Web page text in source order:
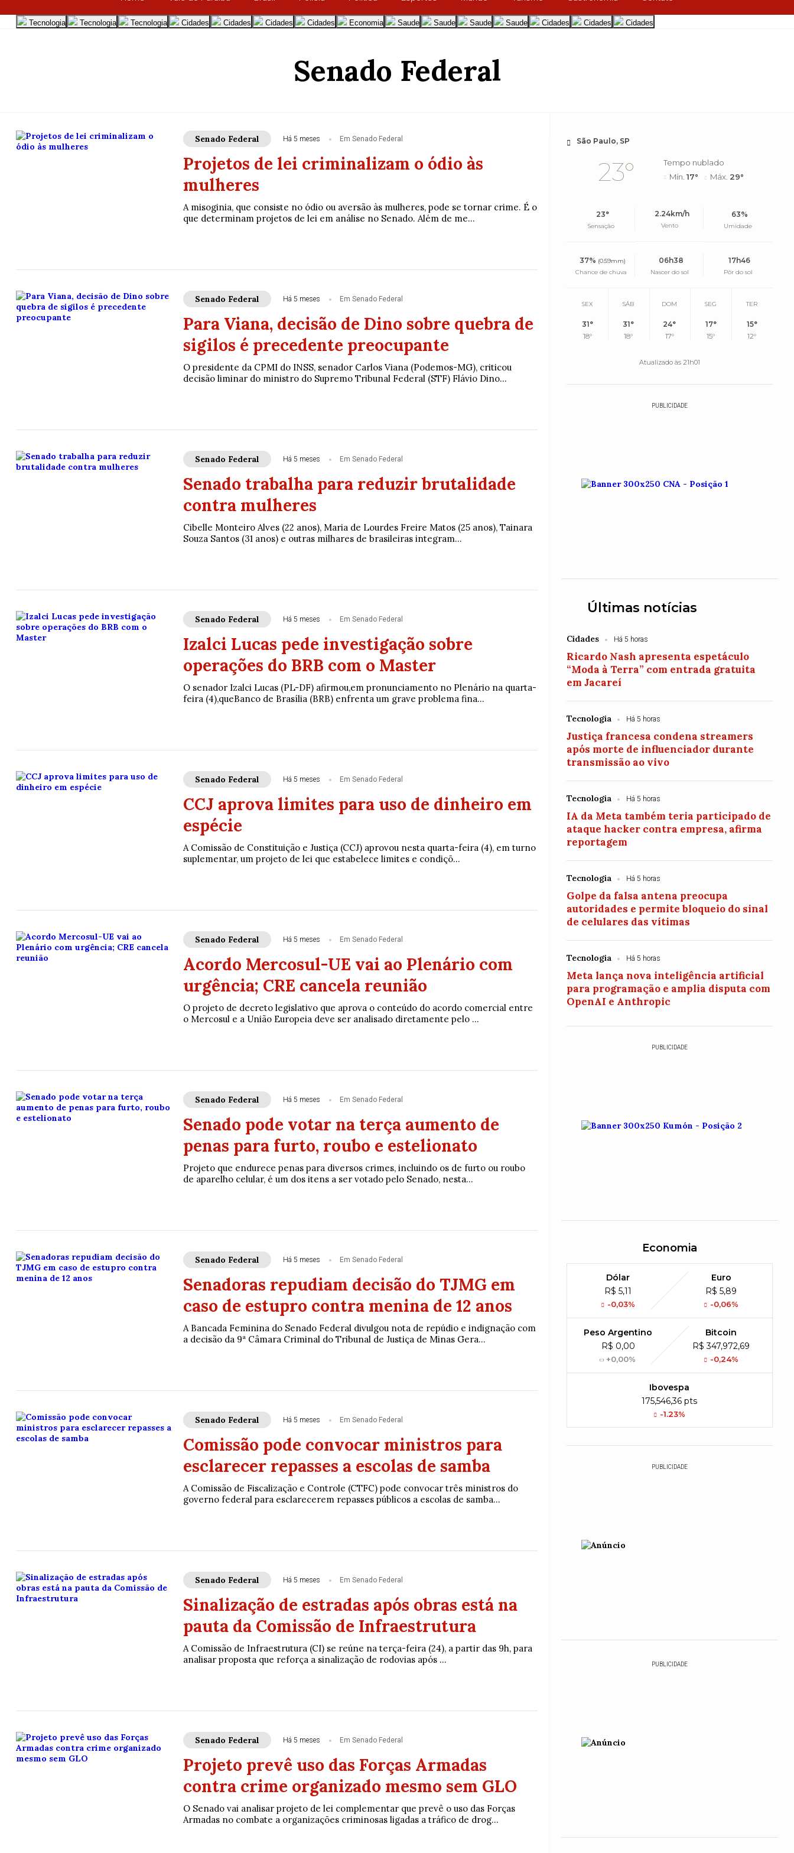
Tecnologia Tecnologia Tecnologia Cidades Cidades Cidades Cidades Economia Saude Saude Saude Saude Cidades Cidades Cidades
Senado Federal
Senado Federal Há 5 meses Em Senado Federal
Projetos de lei criminalizam o ódio às
mulheres
A misoginia, que consiste no ódio ou aversão às mulheres, pode se tornar crime. É o
que determinam projetos de lei em análise no Senado. Além de me...
Senado Federal Há 5 meses Em Senado Federal
Para Viana, decisão de Dino sobre quebra de
sigilos é precedente preocupante
O presidente da CPMI do INSS, senador Carlos Viana (Podemos-MG), criticou
decisão liminar do ministro do Supremo Tribunal Federal (STF) Flávio Dino...
Senado Federal Há 5 meses Em Senado Federal
Senado trabalha para reduzir brutalidade
contra mulheres
Cibelle Monteiro Alves (22 anos), Maria de Lourdes Freire Matos (25 anos), Tainara
Souza Santos (31 anos) e outras milhares de brasileiras integram...
Senado Federal Há 5 meses Em Senado Federal
Izalci Lucas pede investigação sobre
operações do BRB com o Master
O senador Izalci Lucas (PL-DF) afirmou,em pronunciamento no Plenário na quarta-
feira (4),queBanco de Brasília (BRB) enfrenta um grave problema fina...
Senado Federal Há 5 meses Em Senado Federal
CCJ aprova limites para uso de dinheiro em
espécie
A Comissão de Constituição e Justiça (CCJ) aprovou nesta quarta-feira (4), em turno
suplementar, um projeto de lei que estabelece limites e condiçõ...
Senado Federal Há 5 meses Em Senado Federal
Acordo Mercosul-UE vai ao Plenário com
urgência; CRE cancela reunião
O projeto de decreto legislativo que aprova o conteúdo do acordo comercial entre
o Mercosul e a União Europeia deve ser analisado diretamente pelo ...
Senado Federal Há 5 meses Em Senado Federal
Senado pode votar na terça aumento de
penas para furto, roubo e estelionato
Projeto que endurece penas para diversos crimes, incluindo os de furto ou roubo
de aparelho celular, é um dos itens a ser votado pelo Senado, nesta...
Senado Federal Há 5 meses Em Senado Federal
Senadoras repudiam decisão do TJMG em
caso de estupro contra menina de 12 anos
A Bancada Feminina do Senado Federal divulgou nota de repúdio e indignação com
a decisão da 9ª Câmara Criminal do Tribunal de Justiça de Minas Gera...
Senado Federal Há 5 meses Em Senado Federal
Comissão pode convocar ministros para
esclarecer repasses a escolas de samba
A Comissão de Fiscalização e Controle (CTFC) pode convocar três ministros do
governo federal para esclarecerem repasses públicos a escolas de samba...
Senado Federal Há 5 meses Em Senado Federal
Sinalização de estradas após obras está na
pauta da Comissão de Infraestrutura
A Comissão de Infraestrutura (CI) se reúne na terça-feira (24), a partir das 9h, para
analisar proposta que reforça a sinalização de rodovias após ...
Senado Federal Há 5 meses Em Senado Federal
Projeto prevê uso das Forças Armadas
contra crime organizado mesmo sem GLO
O Senado vai analisar projeto de lei complementar que prevê o uso das Forças
Armadas no combate a organizações criminosas ligadas a tráfico de drog...
São Paulo, SP
23°
Tempo nublado
Mín.17° Máx. 29°
23°
Sensação
2.24km/h
Vento
63%
Umidade
37% (0.59mm)
Chance de chuva
06h38
Nascer do sol
17h46
Pôr do sol
SEX
31°
18°
SÁB
31°
18°
DOM
24°
17°
SEG
17°
15°
TER
15°
12°
Atualizado às 21h01
PUBLICIDADE
Últimas notícias
Cidades Há 5 horas
Ricardo Nash apresenta espetáculo
“Moda à Terra” com entrada gratuita
em Jacareí
Tecnologia Há 5 horas
Justiça francesa condena streamers
após morte de influenciador durante
transmissão ao vivo
Tecnologia Há 5 horas
IA da Meta também teria participado de
ataque hacker contra empresa, afirma
reportagem
Tecnologia Há 5 horas
Golpe da falsa antena preocupa
autoridades e permite bloqueio do sinal
de celulares das vítimas
Tecnologia Há 5 horas
Meta lança nova inteligência artificial
para programação e amplia disputa com
OpenAI e Anthropic
PUBLICIDADE
Economia
Dólar
R$ 5,11
-0,03%
Euro
R$ 5,89
-0,06%
Peso Argentino
R$ 0,00
+0,00%
Bitcoin
R$ 347,972,69
-0,24%
Ibovespa
175,546,36 pts
-1.23%
PUBLICIDADE
PUBLICIDADE